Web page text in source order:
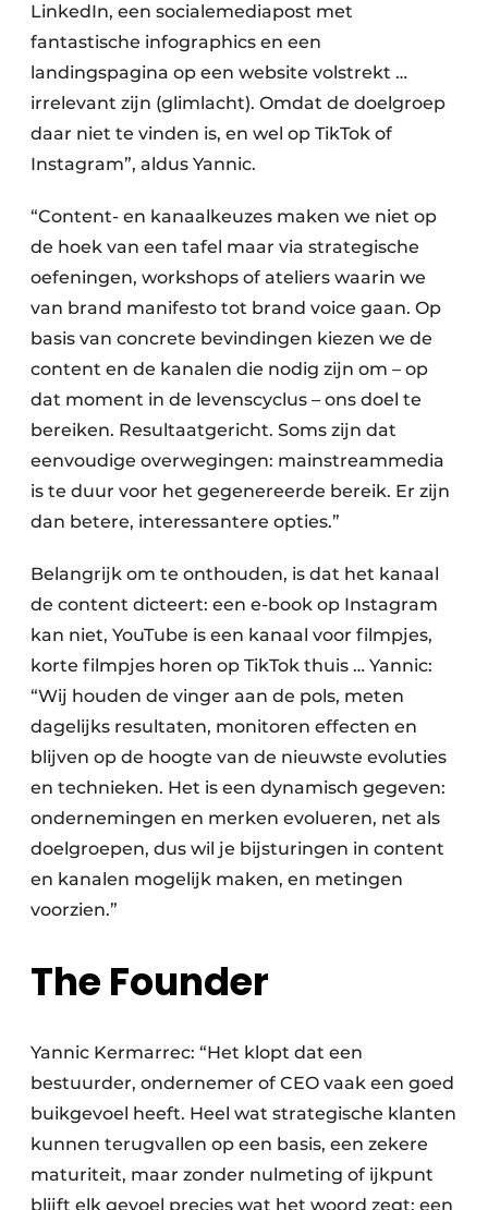
LinkedIn, een socialemediapost met
fantastische infographics en een
landingspagina op een website volstrekt …
irrelevant zijn (glimlacht). Omdat de doelgroep
daar niet te vinden is, en wel op TikTok of
Instagram”, aldus Yannic.
“Content- en kanaalkeuzes maken we niet op
de hoek van een tafel maar via strategische
oefeningen, workshops of ateliers waarin we
van brand manifesto tot brand voice gaan. Op
basis van concrete bevindingen kiezen we de
content en de kanalen die nodig zijn om – op
dat moment in de levenscyclus – ons doel te
bereiken. Resultaatgericht. Soms zijn dat
eenvoudige overwegingen: mainstreammedia
is te duur voor het gegenereerde bereik. Er zijn
dan betere, interessantere opties.”
Belangrijk om te onthouden, is dat het kanaal
de content dicteert: een e-book op Instagram
kan niet, YouTube is een kanaal voor filmpjes,
korte filmpjes horen op TikTok thuis … Yannic:
“Wij houden de vinger aan de pols, meten
dagelijks resultaten, monitoren effecten en
blijven op de hoogte van de nieuwste evoluties
en technieken. Het is een dynamisch gegeven:
ondernemingen en merken evolueren, net als
doelgroepen, dus wil je bijsturingen in content
en kanalen mogelijk maken, en metingen
voorzien.”
The Founder
Yannic Kermarrec: “Het klopt dat een
bestuurder, ondernemer of CEO vaak een goed
buikgevoel heeft. Heel wat strategische klanten
kunnen terugvallen op een basis, een zekere
maturiteit, maar zonder nulmeting of ijkpunt
blijft elk gevoel precies wat het woord zegt: een